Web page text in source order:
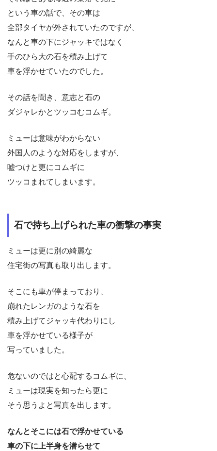
という車の話で、その車は
全部タイヤが外されていたのですが、
なんと車の下にジャッキではなく
手のひら大の石を積み上げて
車を浮かせていたのでした。
その話を聞き、意志と石の
ダジャレかとツッコむコムギ。
ミューは意味がわからない
外国人のような対応をしますが、
嘘つけと更にコムギに
ツッコまれてしまいます。
石で持ち上げられた車の衝撃の事実
ミューは更に別の綺麗な
住宅街の写真も取り出します。
そこにも車が停まっており、
崩れたレンガのような石を
積み上げてジャッキ代わりにし
車を浮かせている様子が
写っていました。
危ないのではと心配するコムギに、
ミューは現実を知ったら更に
そう思うよと写真を出します。
なんとそこには石で浮かせている
車の下に上半身を潜らせて